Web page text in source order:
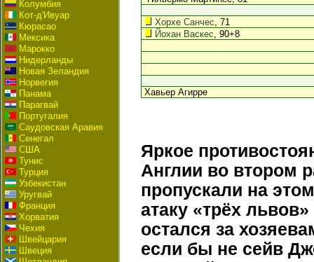
Колумбия
Кот-д'Ивуар
Кюрасао
Мексика
Марокко
Нидерланды
Новая Зеландия
Норвегия
Панама
Парагвай
Португалия
Саудовская Аравия
Сенегал
США
Тунис
Турция
Узбекистан
Уругвай
Франция
Хорватия
Чехия
Швейцария
Швеция
Хорхе Санчес, 71
Йохан Васкес, 90+8
Хавьер Агирре
Яркое
Англии во втором
пропускали на
атаку «трёх
остался за
если бы не сейв